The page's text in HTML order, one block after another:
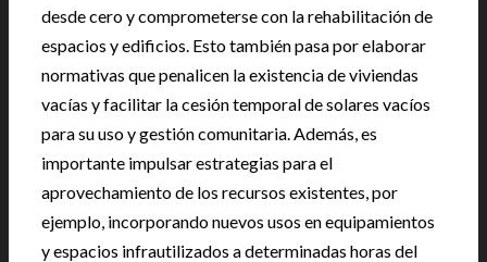
desde cero y comprometerse con la rehabilitación de
espacios y edificios. Esto también pasa por elaborar
normativas que penalicen la existencia de viviendas
vacías y facilitar la cesión temporal de solares vacíos
para su uso y gestión comunitaria. Además, es
importante impulsar estrategias para el
aprovechamiento de los recursos existentes, por
ejemplo, incorporando nuevos usos en equipamientos
y espacios infrautilizados a determinadas horas del